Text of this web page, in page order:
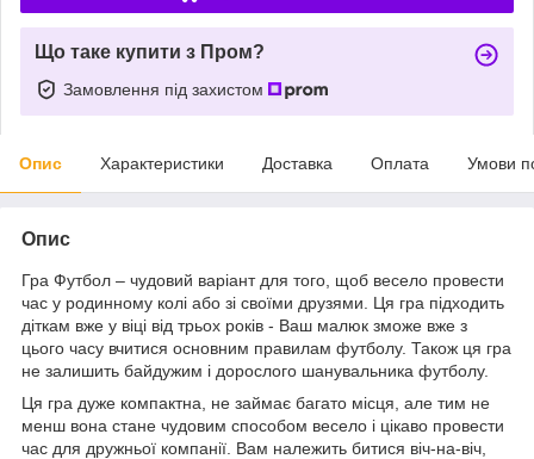
Що таке купити з Пром?
Замовлення під захистом
Опис Характеристики Доставка Оплата Умови
Опис
Гра Футбол – чудовий варіант для того, щоб весело провести
час у родинному колі або зі своїми друзями. Ця гра підходить
діткам вже у віці від трьох років - Ваш малюк зможе вже з
цього часу вчитися основним правилам футболу. Також ця гра
не залишить байдужим і дорослого шанувальника футболу.
Ця гра дуже компактна, не займає багато місця, але тим не
менш вона стане чудовим способом весело і цікаво провести
час для дружньої компанії. Вам належить битися віч-на-віч,